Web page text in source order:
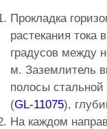
Прокладка
растекания тока
градусов между
м. Заземлитель
полосы
(GL-11075),
На каждом